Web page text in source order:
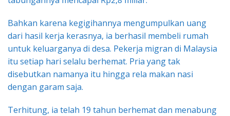
Bahkan karena kegigihannya mengumpulkan uang
dari hasil kerja kerasnya, ia berhasil membeli rumah
untuk keluarganya di desa. Pekerja migran di Malaysia
itu setiap hari selalu berhemat. Pria yang tak
disebutkan namanya itu hingga rela makan nasi
dengan garam saja.
Terhitung, ia telah 19 tahun berhemat dan menabung